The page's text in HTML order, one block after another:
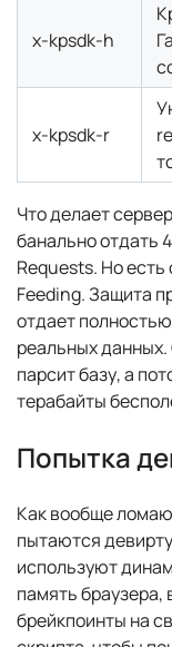
x-kpsdk-h
x-kpsdk-r
Что делает
банально отдать
Requests. Но
Feeding. Защита
отдает
реальных
парсит базу, а
терабайты
Попытка
Как вообще
пытаются
используют
память
брейкпоинты на